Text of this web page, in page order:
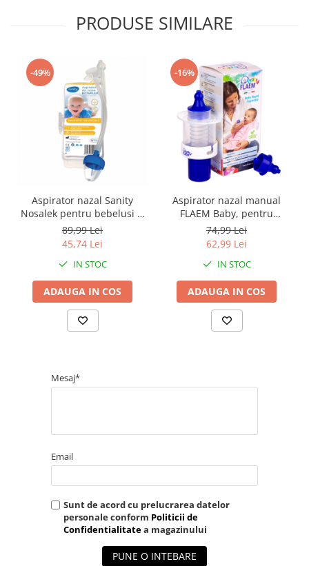
PRODUSE SIMILARE
-49%
Aspirator nazal Sanity
Nosalek pentru bebelusi si
copii
89,99 Lei
45,74 Lei
IN STOC
ADAUGA IN COS
-16%
Aspirator nazal manual
FLAEM Baby, pentru
bebelusi si copii,
Alb/Albastru, AC0423P
74,99 Lei
62,99 Lei
IN STOC
ADAUGA IN COS
Mesaj*
Email
Sunt de acord cu prelucrarea datelor
personale conform Politicii de
Confidentialitatea magazinului
PUNE O INTEBARE